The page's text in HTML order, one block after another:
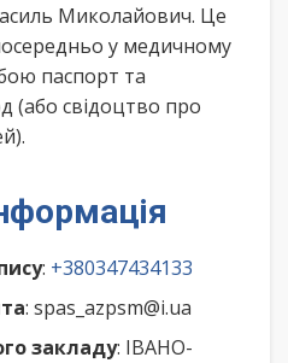
Миколайович. Це
у медичному
паспорт та
(або свідоцтво про
: +380347434133
: spas_azpsm@i.ua
закладу: ІВАНО-